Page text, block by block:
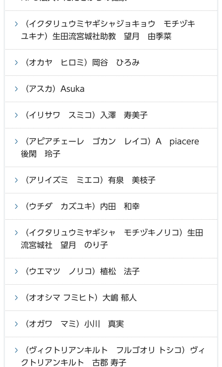
（イクタリュウミヤギシャジョキョウ モチヅキ
ユキナ）生田流宮城社助教 望月 由季菜
（オカヤ ヒロミ）岡谷 ひろみ
（アスカ）Asuka
（イリサワ スミコ）入澤 寿美子
（アピアチェーレ ゴカン レイコ）A piacere
後閑 玲子
（アリイズミ ミエコ）有泉 美枝子
（ウチダ カズユキ）内田 和幸
（イクタリュウミヤギシャ モチヅキノリコ）生田
流宮城社 望月 のり子
（ウエマツ ノリコ）植松 法子
（オオシマ フミヒト）大嶋 郁人
（オガワ マミ）小川 真実
（ヴィクトリアンキルト フルゴオリ トシコ）ヴィ
クトリアンキルト 古郡 寿子